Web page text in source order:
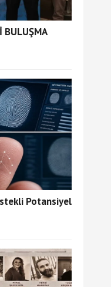
BULUŞMA
Potansiyel